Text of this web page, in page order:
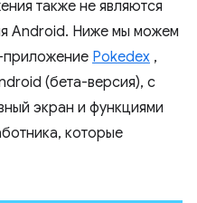
также не являются
Android. Ниже мы можем
приложение Pokedex ,
(бета-версия), с
экран и функциями
которые